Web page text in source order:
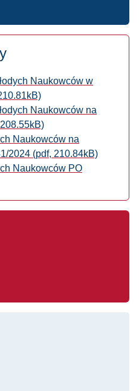
Naukowców w
Naukowców na
Naukowców na
2024 (pdf, 210.84kB)
Naukowców PO